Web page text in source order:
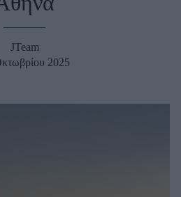
JTeam
2025